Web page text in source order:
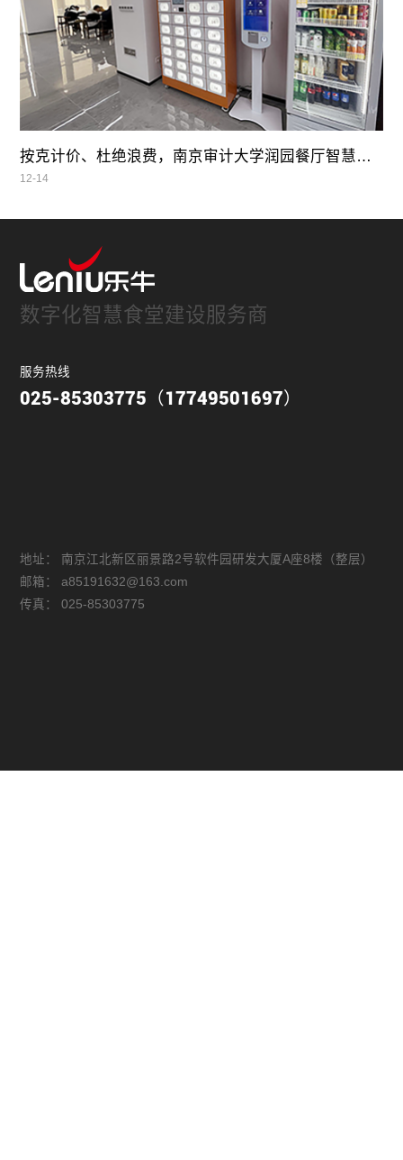
按克计价、杜绝浪费，南京审计大学润园餐厅智慧自助餐
12-14
数字化智慧食堂建设服务商
服务热线
025-85303775（17749501697）
地址：
南京江北新区丽景路2号软件园研发大厦A座8楼（整层）
邮箱：
a85191632@163.com
传真：
025-85303775